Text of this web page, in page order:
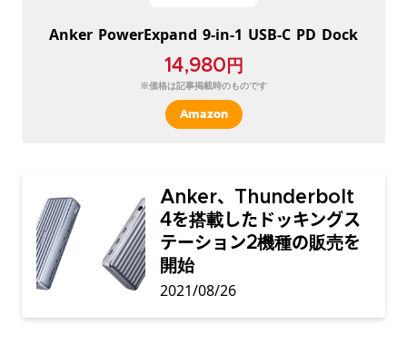
Anker PowerExpand 9-in-1 USB-C PD Dock
14,980円
※価格は記事掲載時のものです
Amazon
Anker、Thunderbolt
4を搭載したドッキングス
テーション2機種の販売を
開始
2021/08/26